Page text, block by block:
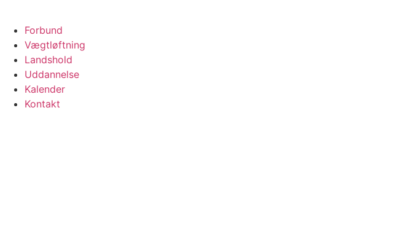
Forbund
Vægtløftning
Landshold
Uddannelse
Kalender
Kontakt